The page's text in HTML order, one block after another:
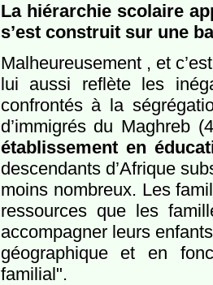
La hiérarchie scolaire
s’est construit sur une
Malheureusement , et
lui aussi reflète les
confrontés à la
d’immigrés du Maghreb
établissement en
descendants d’Afrique
moins nombreux. Les
ressources que les
accompagner leurs
géographique et en
familial".